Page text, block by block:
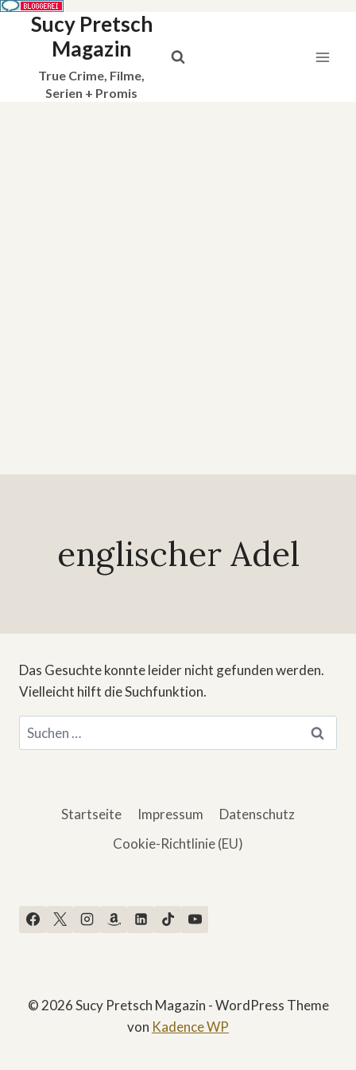
Sucy Pretsch
Magazin
True Crime, Filme,
Serien + Promis
englischer Adel
Das Gesuchte konnte leider nicht gefunden werden.
Vielleicht hilft die Suchfunktion.
Suchen
nach:
Startseite Impressum
Datenschutz
Cookie-Richtlinie (EU)
© 2026 Sucy Pretsch Magazin - WordPress Theme
von Kadence WP